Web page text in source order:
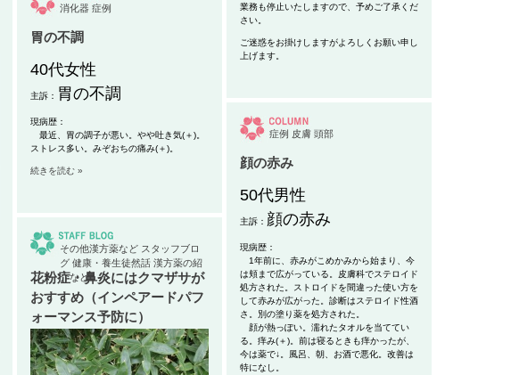
業務も停止いたしますので、予めご了承くだ
さい。
ご迷惑をお掛けしますがよろしくお願い申し
上げます。
消化器 症例
胃の不調
40代女性
主訴： 胃の不調
現病歴：
最近、胃の調子が悪い。やや吐き気(＋)。
ストレス多い。みぞおちの痛み(＋)。
続きを読む »
症例 皮膚 頭部
顔の赤み
50代男性
主訴： 顔の赤み
現病歴：
1年前に、赤みがこめかみから始まり、今
は頬まで広がっている。皮膚科でステロイド
処方された。
ストロイドを間違った使い方を
して赤みが広がった。診断はステロイド性酒
さ。別の塗り薬を処方された。
顔が熱っぽい。濡れたタオルを当ててい
る。痒み(＋)。前は寝るときも痒かったが、
今は薬で↓。風呂、朝、お酒で悪化。改善は
特になし。
その他漢方薬など スタッフブロ
グ 健康・養生徒然話 漢方薬の紹
介など
花粉症・鼻炎にはクマザサが
おすすめ（インペアードパフ
ォーマンス予防に）